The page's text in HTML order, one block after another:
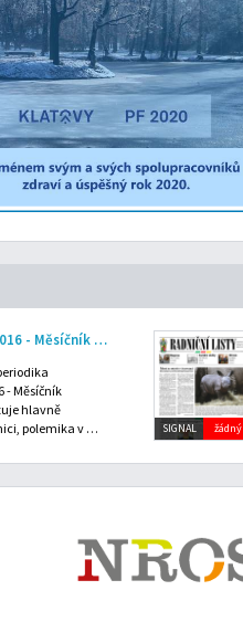
Hodnocení krajů 2016 - Měsíčník Plzeňský kraj: červenec 2016
- Měsíčník
hlavně
polemika v …
SIGNAL žádný